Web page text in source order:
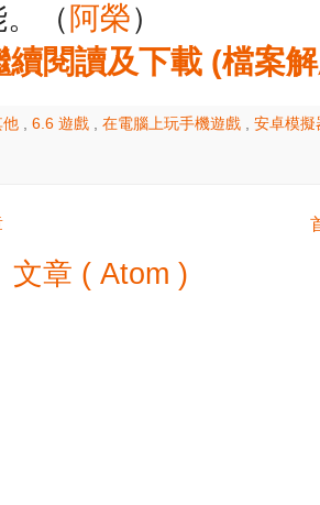
（ 阿榮）
續閱讀及下載 (檔案
他 6.6 遊戲 在電腦上玩手機遊戲 安卓模
文章 ( Atom )